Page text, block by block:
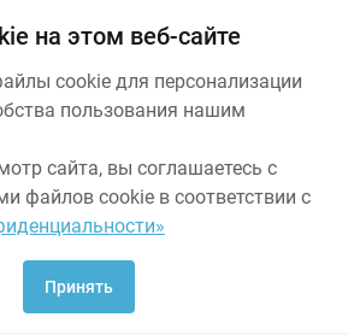
на этом веб-сайте
cookie для персонализации
пользования нашим
сайта, вы соглашаетесь с
файлов cookie в соответствии с
Принять